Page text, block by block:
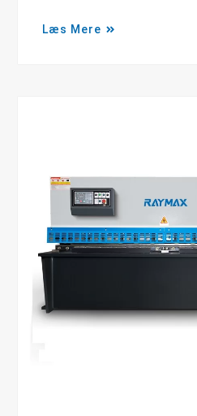
Læs Mere